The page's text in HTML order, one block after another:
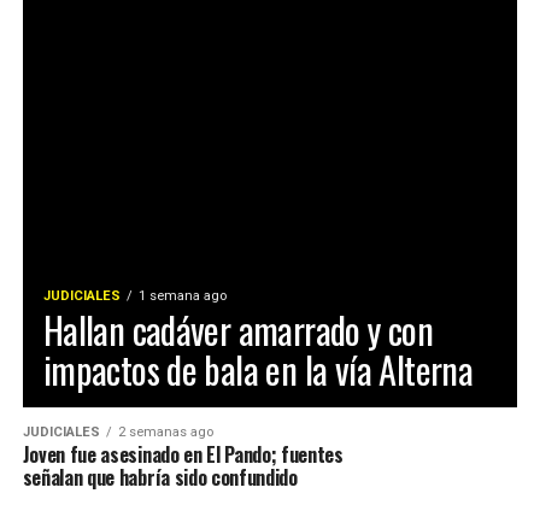
JUDICIALES 1 semana ago
Hallan cadáver amarrado y con
impactos de bala en la vía Alterna
JUDICIALES 2 semanas ago
Joven fue asesinado en El Pando; fuentes
señalan que habría sido confundido